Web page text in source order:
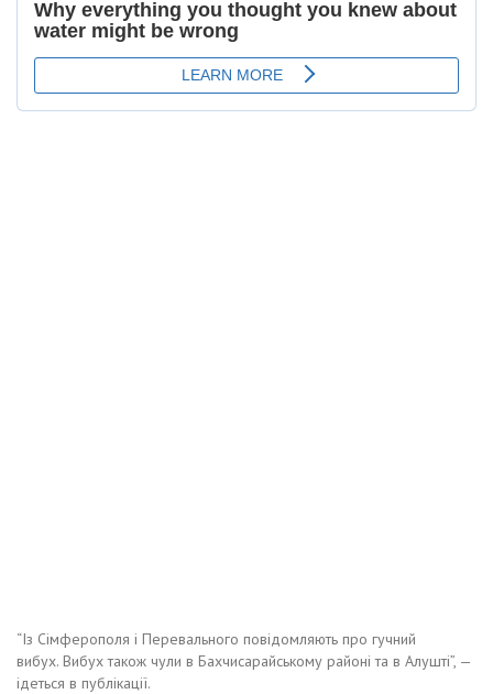
“Із Сімферополя і Перевального повідомляють про гучний
вибух. Вибух також чули в Бахчисарайському районі та в Алушті”, —
ідеться в публікації.